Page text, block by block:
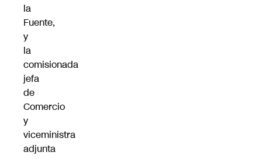
la
Fuente,
y
la
comisionada
jefa
de
Comercio
y
viceministra
adjunta